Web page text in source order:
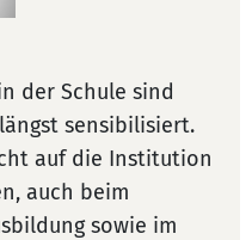
der Schule sind
sensibilisiert.
auf die Institution
auch beim
sowie im